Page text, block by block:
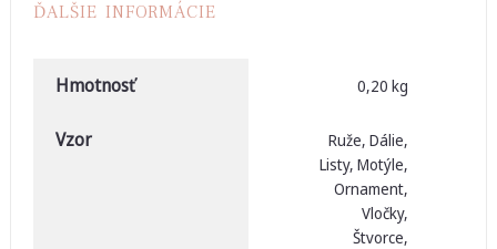
ĎALŠIE INFORMÁCIE
Hmotnosť 0,20 kg
Vzor
Ruže, Dálie,
Listy, Motýle,
Ornament,
Vločky,
Štvorce,